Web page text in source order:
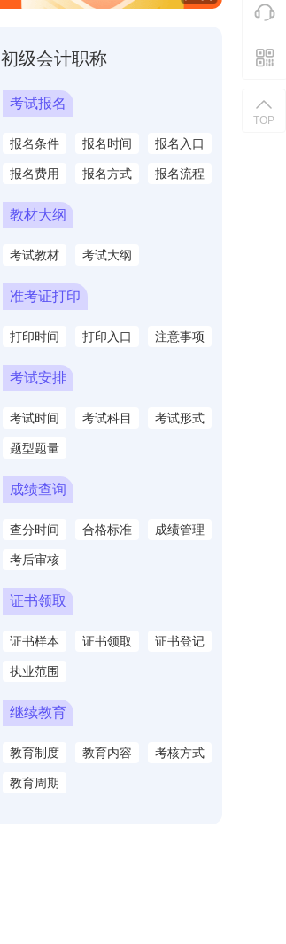
初级会计职称
考试报名
报名条件 报名时间 报名入口
报名费用 报名方式 报名流程
教材大纲
考试教材 考试大纲
准考证打印
打印时间 打印入口 注意事项
考试安排
考试时间 考试科目 考试形式
题型题量
成绩查询
查分时间 合格标准 成绩管理
考后审核
证书领取
证书样本 证书领取 证书登记
执业范围
继续教育
教育制度 教育内容 考核方式
教育周期
TOP